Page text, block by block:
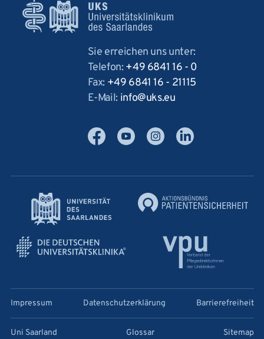
Sie erreichen uns unter:
Telefon:+49 6841 16 - 0
Fax: +49 6841 16 - 21115
E-Mail: info ukseu
Impressum Datenschutzerklärung Barrierefreiheit
Uni Saarland Glossar Sitemap